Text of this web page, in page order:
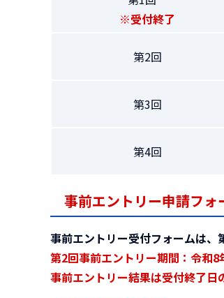
※受付終了
第2回
第3回
第4回
事前エントリー申請フォ
事前エントリー受付フォームは、
第2回事前エントリー期間：令和
事前エントリー結果は受付終了日